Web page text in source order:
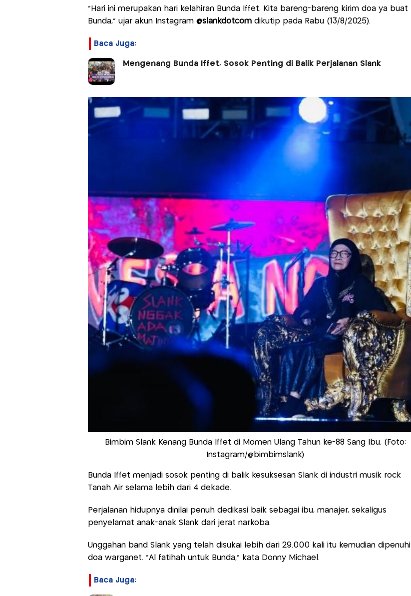
"Hari ini merupakan hari kelahiran Bunda Iffet. Kita bareng-bareng kirim doa ya buat
Bunda," ujar akun Instagram @slankdotcomdikutip pada Rabu (13/8/2025).
Baca Juga:
Mengenang Bunda Iffet, Sosok Penting di Balik Perjalanan Slank
Bimbim Slank Kenang Bunda Iffet di Momen Ulang Tahun ke-88 Sang Ibu. (Foto:
Instagram/@bimbimslank)
Bunda Iffet menjadi sosok penting di balik kesuksesan Slank di industri musik rock
Tanah Air selama lebih dari 4 dekade.
Perjalanan hidupnya dinilai penuh dedikasi baik sebagai ibu, manajer, sekaligus
penyelamat anak-anak Slank dari jerat narkoba.
Unggahan band Slank yang telah disukai lebih dari 29.000 kali itu kemudian dipenuhi
doa warganet. "Al fatihah untuk Bunda," kata Donny Michael.
Baca Juga: